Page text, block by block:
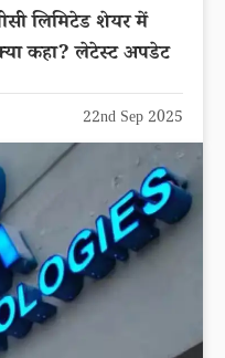
लिमिटेड शेयर में
कहा? लेटेस्ट अपडेट
22nd Sep 2025